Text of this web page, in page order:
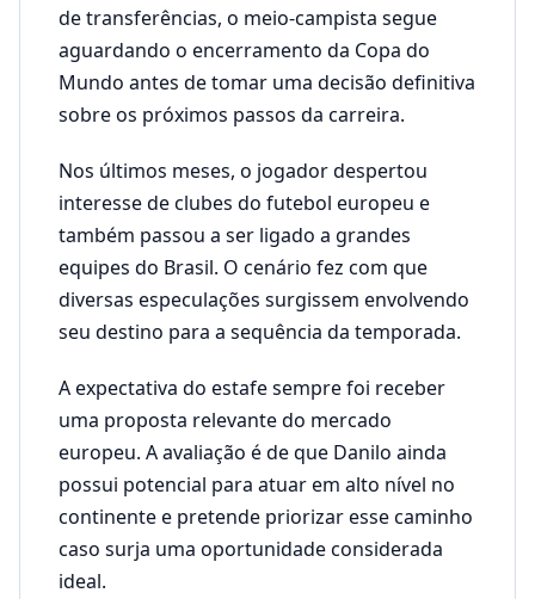
de transferências, o meio-campista segue
aguardando o encerramento da Copa do
Mundo antes de tomar uma decisão definitiva
sobre os próximos passos da carreira.
Nos últimos meses, o jogador despertou
interesse de clubes do futebol europeu e
também passou a ser ligado a grandes
equipes do Brasil. O cenário fez com que
diversas especulações surgissem envolvendo
seu destino para a sequência da temporada.
A expectativa do estafe sempre foi receber
uma proposta relevante do mercado
europeu. A avaliação é de que Danilo ainda
possui potencial para atuar em alto nível no
continente e pretende priorizar esse caminho
caso surja uma oportunidade considerada
ideal.